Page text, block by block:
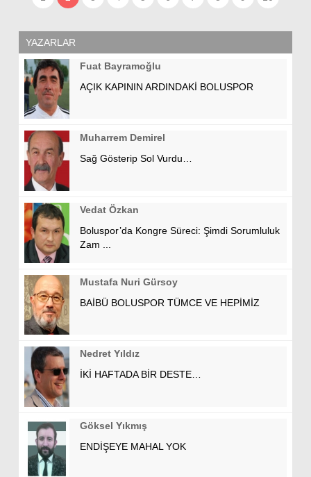
YAZARLAR
Fuat Bayramoğlu
AÇIK KAPININ ARDINDAKİ BOLUSPOR
Muharrem Demirel
Sağ Gösterip Sol Vurdu…
Vedat Özkan
Boluspor’da Kongre Süreci: Şimdi Sorumluluk
Zam ...
Mustafa Nuri Gürsoy
BAİBÜ BOLUSPOR TÜMCE VE HEPİMİZ
Nedret Yıldız
İKİ HAFTADA BİR DESTE…
Göksel Yıkmış
ENDİŞEYE MAHAL YOK